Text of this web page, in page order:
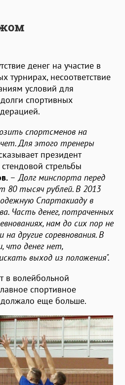
денег на участие в
турнирах, несоответствие
условий для
спортивных
спортсменов на
Для этого тренеры
президент
стрельбы
– Долг минспорта перед
80 тысяч рублей. В 2013
Спартакиаду в
Часть денег, потраченных
нам до сих пор не
другие соревнования. В
что денег нет,
выход из положения".
в волейбольной
спортивное
еще больше.